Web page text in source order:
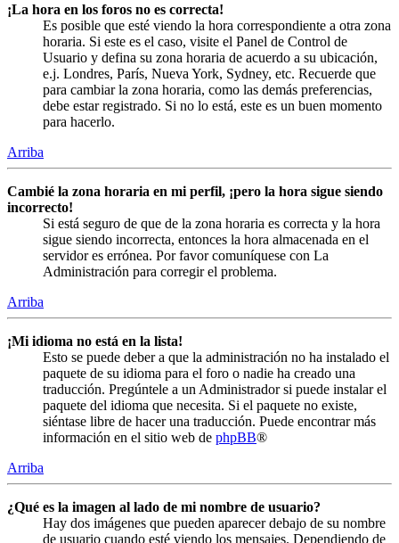
¡La hora en los foros no es correcta!
Es posible que esté viendo la hora correspondiente a otra zona
horaria. Si este es el caso, visite el Panel de Control de
Usuario y defina su zona horaria de acuerdo a su ubicación,
e.j. Londres, París, Nueva York, Sydney, etc. Recuerde que
para cambiar la zona horaria, como las demás preferencias,
debe estar registrado. Si no lo está, este es un buen momento
para hacerlo.
Arriba
Cambié la zona horaria en mi perfil, ¡pero la hora sigue siendo
incorrecto!
Si está seguro de que de la zona horaria es correcta y la hora
sigue siendo incorrecta, entonces la hora almacenada en el
servidor es errónea. Por favor comuníquese con La
Administración para corregir el problema.
Arriba
¡Mi idioma no está en la lista!
Esto se puede deber a que la administración no ha instalado el
paquete de su idioma para el foro o nadie ha creado una
traducción. Pregúntele a un Administrador si puede instalar el
paquete del idioma que necesita. Si el paquete no existe,
siéntase libre de hacer una traducción. Puede encontrar más
información en el sitio web de phpBB®
Arriba
¿Qué es la imagen al lado de mi nombre de usuario?
Hay dos imágenes que pueden aparecer debajo de su nombre
de usuario cuando esté viendo los mensajes. Dependiendo de